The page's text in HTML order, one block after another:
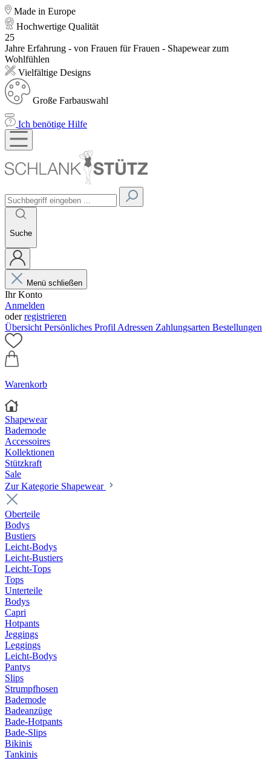
Made in Europe
Hochwertige Qualität
25
Jahre Erfahrung - von Frauen für Frauen - Shapewear zum
Wohlfühlen
Vielfältige Designs
Große Farbauswahl
Ich benötige Hilfe
Suche
Menü schließen
Ihr Konto
Anmelden
oderregistrieren
Übersicht Persönliches Profil Adressen Zahlungsarten Bestellungen
Warenkorb
Shapewear
Bademode
Accessoires
Kollektionen
Stützkraft
Sale
Zur Kategorie Shapewear
Oberteile
Bodys
Bustiers
Leicht-Bodys
Leicht-Bustiers
Leicht-Tops
Tops
Unterteile
Bodys
Capri
Hotpants
Jeggings
Leggings
Leicht-Bodys
Pantys
Slips
Strumpfhosen
Bademode
Badeanzüge
Bade-Hotpants
Bade-Slips
Bikinis
Tankinis